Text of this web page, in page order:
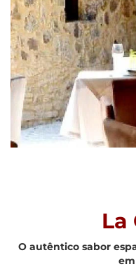
La
O autêntico sabor